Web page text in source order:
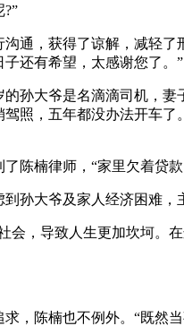
，获得了谅解，减轻了
还有希望，太感谢您了。”
大爷是名滴滴司机，妻
照，五年都没办法开车
楠律师，“家里欠着贷
大爷及家人经济困难，
，导致人生更加坎坷。
陈楠也不例外。“既然